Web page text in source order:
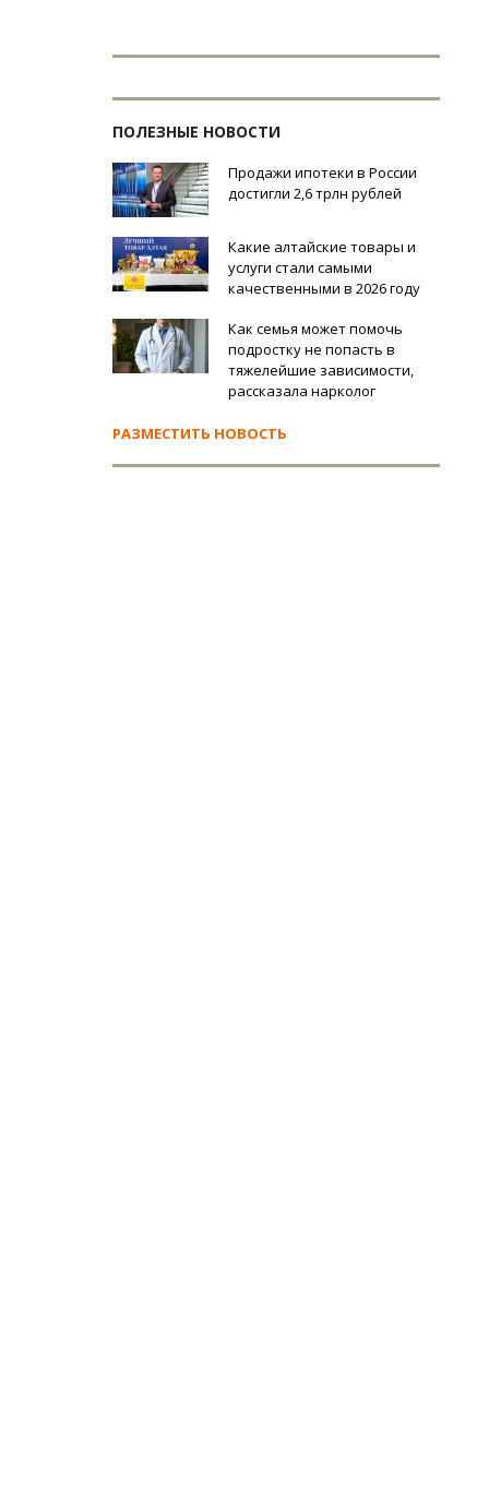
ПОЛЕЗНЫЕ НОВОСТИ
Продажи ипотеки в России
достигли 2,6 трлн рублей
Какие алтайские товары и
услуги стали самыми
качественными в 2026 году
Как семья может помочь
подростку не попасть в
тяжелейшие зависимости,
рассказала нарколог
РАЗМЕСТИТЬ НОВОСТЬ